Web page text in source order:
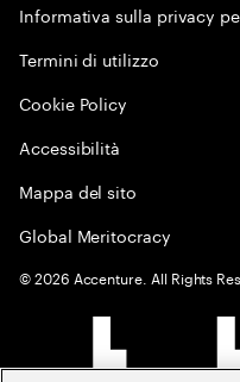
Informativa sulla privacy
Termini di utilizzo
Cookie Policy
Accessibilità
Mappa del sito
Global Meritocracy
©2026 Accenture. All Rights